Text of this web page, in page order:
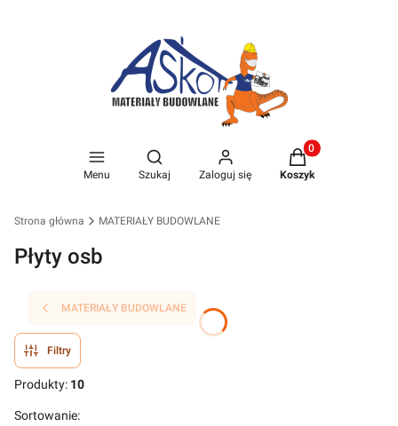
Menu
Otwórz wyszukiwarkę
Szukaj Zaloguj się
Produkty w
Koszyk
Strona główna MATERIAŁY BUDOWLANE
Płyty osb
MATERIAŁY BUDOWLANE
Filtry
Produkty: 10
Sortowanie: